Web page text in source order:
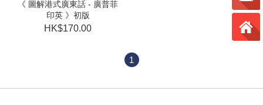
《 圖解港式廣東話 - 廣普菲
印英 》初版
HK$170.00
1